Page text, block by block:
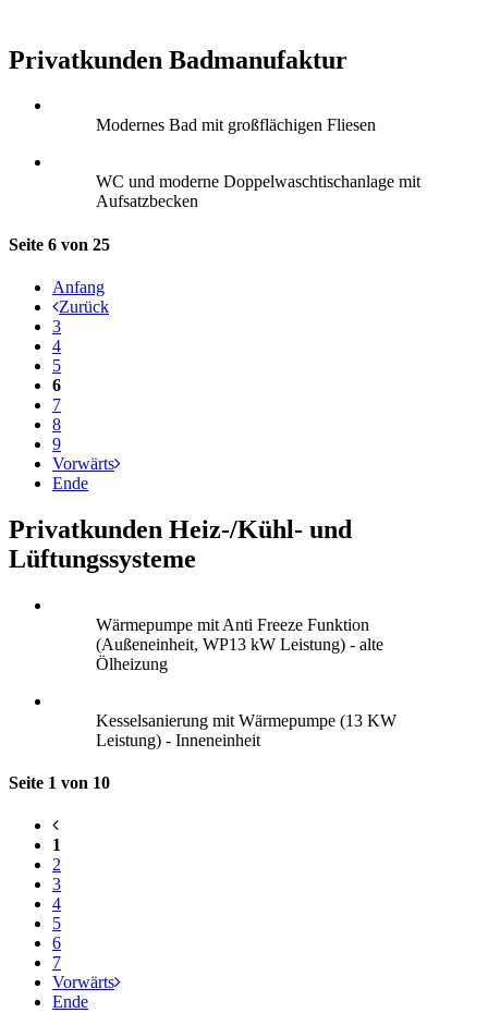
Privatkunden Badmanufaktur
Modernes Bad mit großflächigen Fliesen
WC und moderne Doppelwaschtischanlage mit
Aufsatzbecken
Seite 6 von 25
Anfang
Zurück
3
4
5
6
7
8
9
Vorwärts
Ende
Privatkunden Heiz-/Kühl- und
Lüftungssysteme
Wärmepumpe mit Anti Freeze Funktion
(Außeneinheit, WP13 kW Leistung) - alte
Ölheizung
Kesselsanierung mit Wärmepumpe (13 KW
Leistung) - Inneneinheit
Seite 1 von 10
1
2
3
4
5
6
7
Vorwärts
Ende